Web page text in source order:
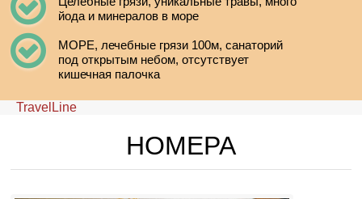
йода и минералов в море
МОРЕ, лечебные грязи 100м, санаторий
под открытым небом, отсутствует
кишечная палочка
TravelLine
НОМЕРА